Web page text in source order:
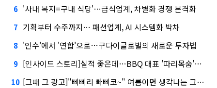
6 '사내 복지=구내 식당'…급식업계, 차별화 경쟁 본격화
7 기획부터 수주까지… 패션업계, AI 시스템화 박차
8 '인수'에서 '연합'으로…구다이글로벌의 새로운 투자법
9 [인사이드 스토리]실적 좋은데…BBQ 대표 '파리목숨'된 이유
10 [그때 그 광고]"삐삐리 빠삐코~" 여름이면 생각나는 그 노래